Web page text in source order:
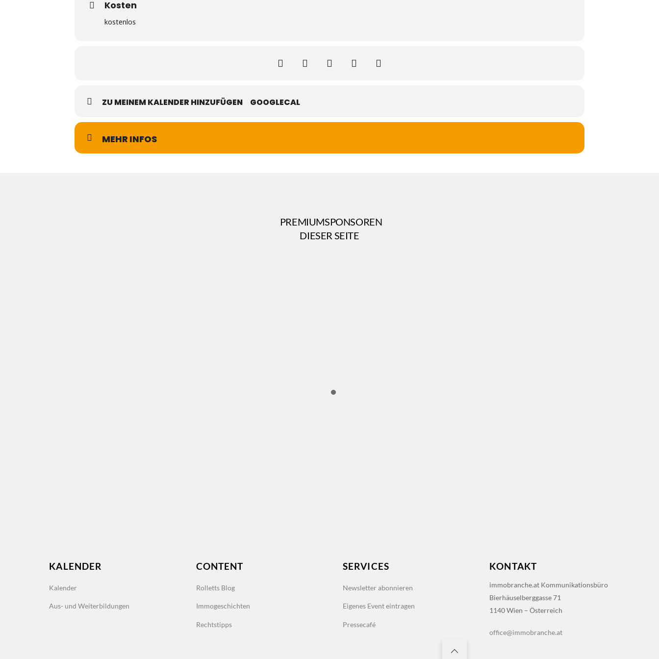
Kosten
kostenlos
ZU MEINEM KALENDER HINZUFÜGEN GOOGLECAL
MEHR INFOS
PREMIUMSPONSOREN
DIESER SEITE
KALENDER
Kalender
Aus- und Weiterbildungen
CONTENT
Rolletts Blog
Immogeschichten
Rechtstipps
SERVICES
Newsletter abonnieren
Eigenes Event eintragen
Pressecafé
KONTAKT
immobranche.at Kommunikationsbüro
Bierhäuselberggasse 71
1140 Wien – Österreich
office@immobranche.at